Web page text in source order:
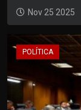
Nov 25 2025
POLÍTICA